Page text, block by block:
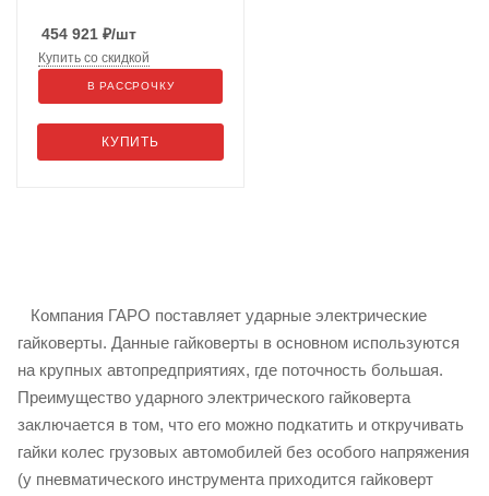
454 921 ₽/шт
КУПИТЬ
Купить со скидкой
В РАССРОЧКУ
Компания ГАРО поставляет ударные электрические
гайковерты. Данные гайковерты в основном используются
на крупных автопредприятиях, где поточность большая.
Преимущество ударного электрического гайковерта
заключается в том, что его можно подкатить и откручивать
гайки колес грузовых автомобилей без особого напряжения
(у пневматического инструмента приходится гайковерт